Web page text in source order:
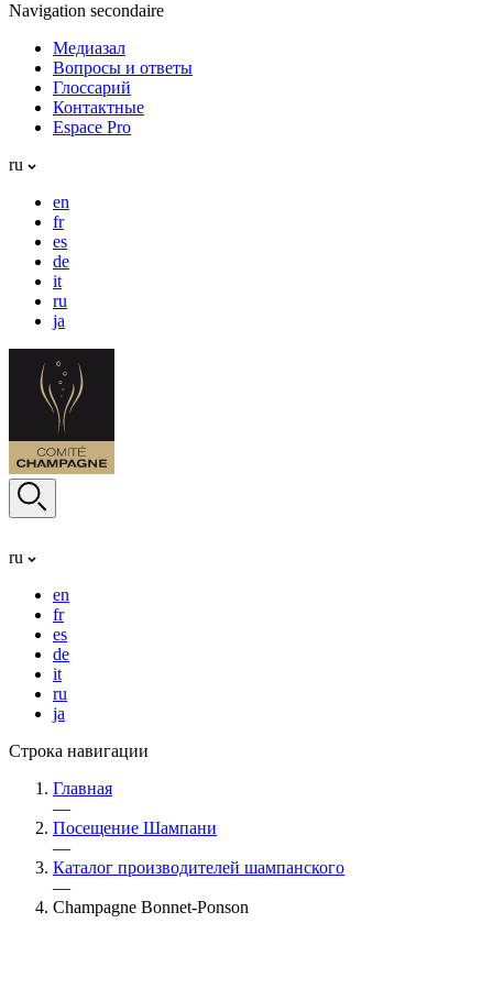
Navigation secondaire
Медиазал
Вопросы и ответы
Глоссарий
Контактные
Espace Pro
ru
en
fr
es
de
it
ru
ja
ru
en
fr
es
de
it
ru
ja
Строка навигации
Главная
—
Посещение Шампани
—
Каталог производителей шампанского
—
Champagne Bonnet-Ponson